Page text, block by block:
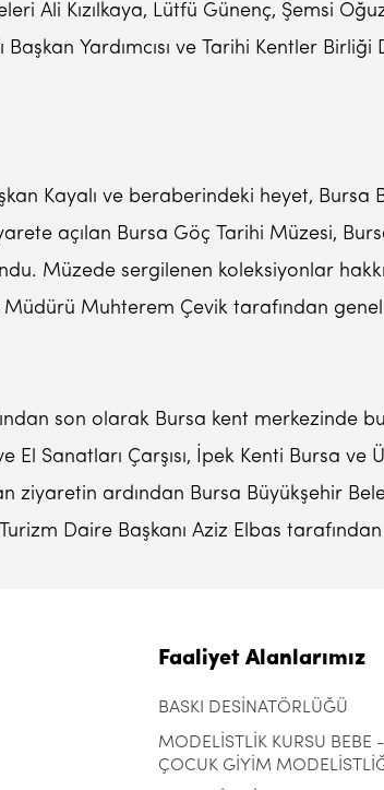
Ali Kızılkaya, Lütfü Günenç, Şemsi
Başkan Yardımcısı ve Tarihi Kentler
Kayalı ve beraberindeki heyet, Bursa
açılan Bursa Göç Tarihi Müzesi,
Müzede sergilenen koleksiyonlar
Muhterem Çevik tarafından
son olarak Bursa kent merkezinde
El Sanatları Çarşısı, İpek Kenti Bursa
ardından Bursa Büyükşehir
Daire Başkanı Aziz Elbas
Faaliyet Alanlarımız
BASKI DESİNATÖRLÜĞÜ
MODELİSTLİK KURSU BEBE -
ÇOCUK GİYİM